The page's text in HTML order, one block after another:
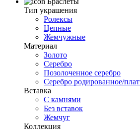
Тип украшения
Ролексы
Цепные
Жемчужные
Материал
Золото
Серебро
Позолоченное серебро
Серебро родированное/
Вставка
С камнями
Без вставок
Жемчуг
Коллекция